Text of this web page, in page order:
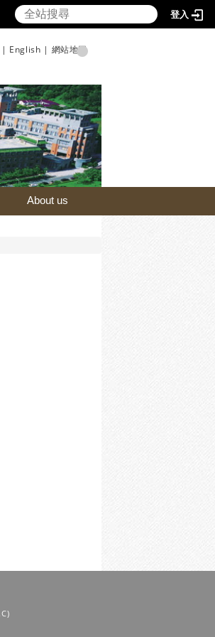
登入
| English | 網站地圖
About us